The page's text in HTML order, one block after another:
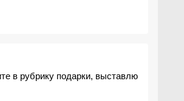
в рубрику подарки, выставлю